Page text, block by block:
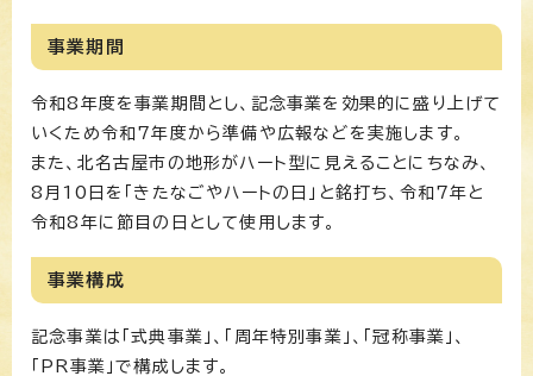
事業期間
令和8年度を事業期間とし、記念事業を効果的に盛り上げて
いくため令和7年度から準備や広報などを実施します。
また、北名古屋市の地形がハート型に見えることにちなみ、
8月10日を「きたなごやハートの日」と銘打ち、令和7年と
令和8年に節目の日として使用します。
事業構成
記念事業は「式典事業」、「周年特別事業」、「冠称事業」、
「PR事業」で構成します。